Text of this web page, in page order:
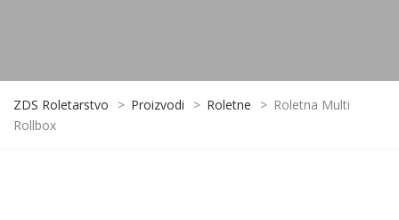
ZDS Roletarstvo > Proizvodi > Roletne > Roletna Multi
Rollbox